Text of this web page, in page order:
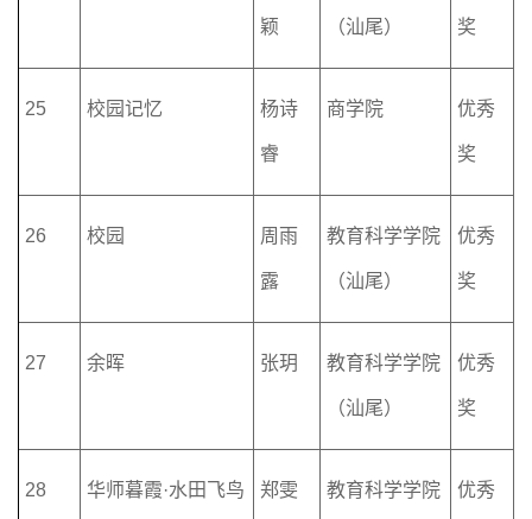
颖 （汕尾） 奖
25 校园记忆 杨诗
睿
商学院 优秀
奖
26 校园 周雨
露
教育科学学院
（汕尾）
优秀
奖
27 余晖 张玥 教育科学学院
（汕尾）
优秀
奖
28 华师暮霞·水田飞鸟 郑雯 教育科学学院 优秀